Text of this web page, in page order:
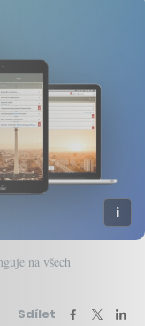
na všech
Sdílet